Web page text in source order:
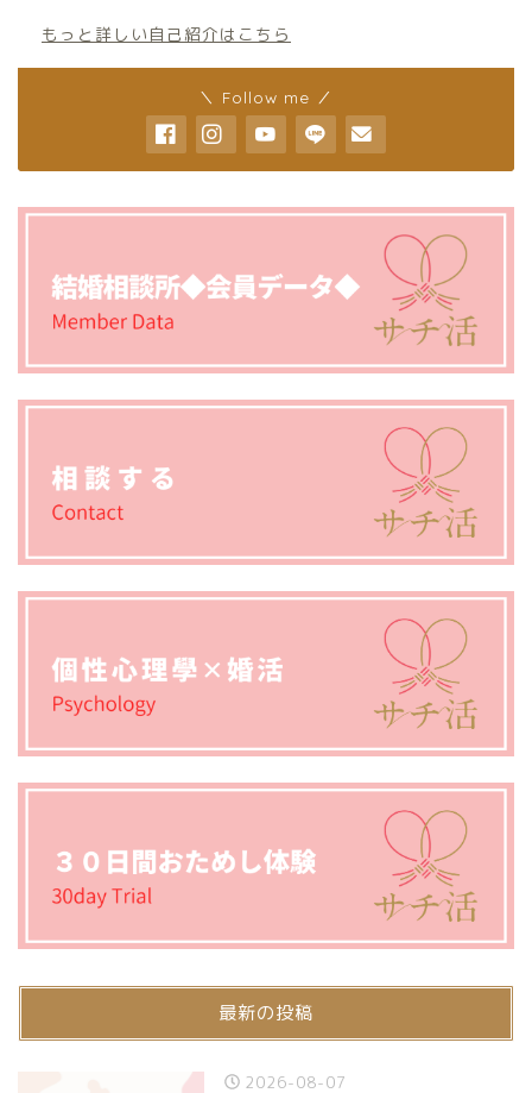
もっと詳しい自己紹介はこちら
＼ Follow me ／
最新の投稿
2026-08-07